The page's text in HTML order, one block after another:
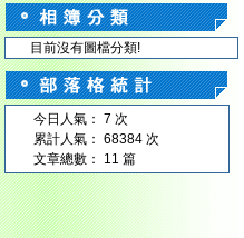
目前沒有圖檔分類!
今日人氣： 7 次
累計人氣： 68384 次
文章總數： 11 篇